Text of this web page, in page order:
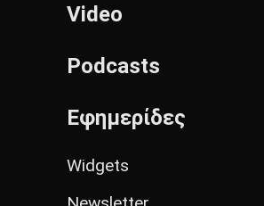
Video
Podcasts
Εφημερίδες
Widgets